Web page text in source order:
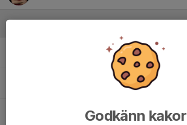
Ledare
Målvaktstränare
Tränare
Roger CederqvistMaterialförvaltare
Godkänn kakor